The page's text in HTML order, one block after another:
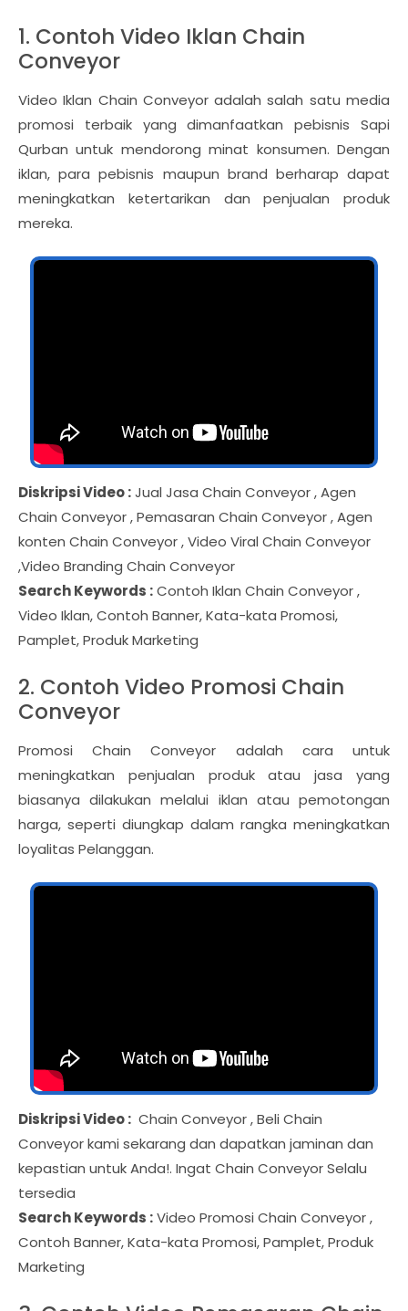
1. Contoh Video Iklan Chain
Conveyor
Video Iklan Chain Conveyor adalah salah satu media
promosi terbaik yang dimanfaatkan pebisnis Sapi
Qurban untuk mendorong minat konsumen. Dengan
iklan, para pebisnis maupun brand berharap dapat
meningkatkan ketertarikan dan penjualan produk
mereka.
Diskripsi Video :Jual Jasa Chain Conveyor , Agen
Chain Conveyor , Pemasaran Chain Conveyor , Agen
konten Chain Conveyor , Video Viral Chain Conveyor
,Video Branding Chain Conveyor
Search Keywords :Contoh Iklan Chain Conveyor ,
Video Iklan, Contoh Banner, Kata-kata Promosi,
Pamplet, Produk Marketing
2. Contoh Video Promosi Chain
Conveyor
Promosi Chain Conveyor adalah cara untuk
meningkatkan penjualan produk atau jasa yang
biasanya dilakukan melalui iklan atau pemotongan
harga, seperti diungkap dalam rangka meningkatkan
loyalitas Pelanggan.
Diskripsi Video : Chain Conveyor , Beli Chain
Conveyor kami sekarang dan dapatkan jaminan dan
kepastian untuk Anda!. Ingat Chain Conveyor Selalu
tersedia
Search Keywords :Video Promosi Chain Conveyor ,
Contoh Banner, Kata-kata Promosi, Pamplet, Produk
Marketing